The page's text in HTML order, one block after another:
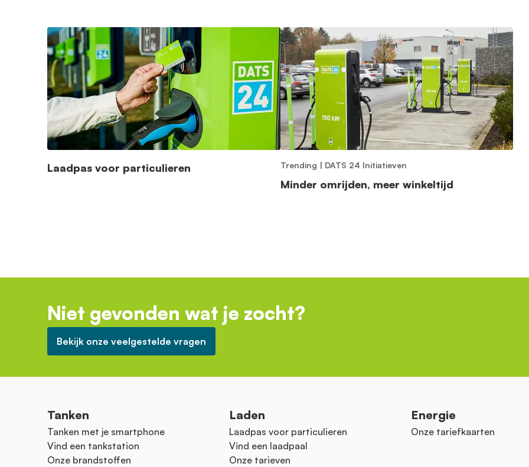
Laadpas voor particulieren Trending | DATS 24 Initiatieven
Minder omrijden, meer winkeltijd
Niet gevonden wat je zocht?
Bekijk onze veelgestelde vragen
Tanken
Tanken met je smartphone
Vind een tankstation
Onze brandstoffen
Laden
Laadpas voor particulieren
Vind een laadpaal
Onze tarieven
Energie
Onze tariefkaarten